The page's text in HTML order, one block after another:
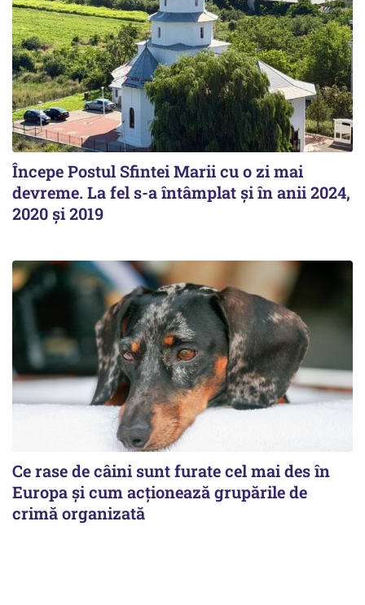
Începe Postul Sfintei Marii cu o zi mai
devreme. La fel s-a întâmplat și în anii 2024,
2020 și 2019
Ce rase de câini sunt furate cel mai des în
Europa și cum acționează grupările de
crimă organizată